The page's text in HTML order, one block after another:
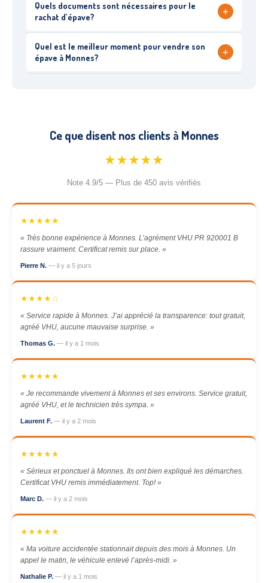
Quels documents sont nécessaires pour le
rachat d’épave?
+
Quel est le meilleur moment pour vendre son
épave à Monnes?
+
Ce que disent nos clients à Monnes
★★★★★
Note 4.9/5 — Plus de 450 avis vérifiés
★★★★★
« Très bonne expérience à Monnes. L’agrément VHU PR 920001 B
rassure vraiment. Certificat remis sur place. »
Pierre N. — il y a 5 jours
★★★★☆
« Service rapide à Monnes. J’ai apprécié la transparence: tout gratuit,
agréé VHU, aucune mauvaise surprise. »
Thomas G. — il y a 1 mois
★★★★★
« Je recommande vivement à Monnes et ses environs. Service gratuit,
agréé VHU, et le technicien très sympa. »
Laurent F. — il y a 2 mois
★★★★★
« Sérieux et ponctuel à Monnes. Ils ont bien expliqué les démarches.
Certificat VHU remis immédiatement. Top! »
Marc D. — il y a 2 mois
★★★★★
« Ma voiture accidentée stationnait depuis des mois à Monnes. Un
appel le matin, le véhicule enlevé l’après-midi. »
Nathalie P. — il y a 1 mois